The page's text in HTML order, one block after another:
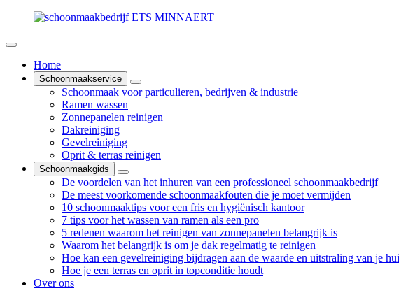
Home
Schoonmaakservice
Schoonmaak voor particulieren, bedrijven & industrie
Ramen wassen
Zonnepanelen reinigen
Dakreiniging
Gevelreiniging
Oprit & terras reinigen
Schoonmaakgids
De voordelen van het inhuren van een professioneel schoonmaakbedrijf
De meest voorkomende schoonmaakfouten die je moet vermijden
10 schoonmaaktips voor een fris en hygiënisch kantoor
7 tips voor het wassen van ramen als een pro
5 redenen waarom het reinigen van zonnepanelen belangrijk is
Waarom het belangrijk is om je dak regelmatig te reinigen
Hoe kan een gevelreiniging bijdragen aan de waarde en uitstraling van je
Hoe je een terras en oprit in topconditie houdt
Over ons